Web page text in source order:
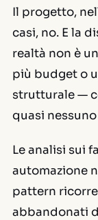
Il progetto,
casi, no. E la
realtà non è
più budget o
strutturale —
quasi
Le analisi sui
automazione
pattern
abbandonati